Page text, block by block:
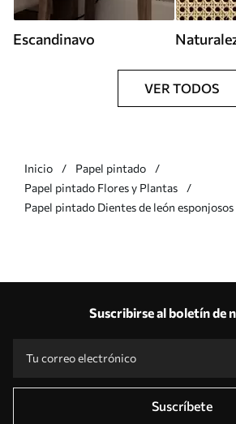
Escandinavo
VER TODOS
Inicio
Papel pintado
Papel pintado Flores y Plantas
Papel pintado Dientes de león
Suscribirse al boletín de
Suscríbete